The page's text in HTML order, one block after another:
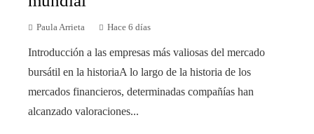
Paula Arrieta Hace 6 días
Introducción a las empresas más valiosas del mercado
bursátil en la historiaA lo largo de la historia de los
mercados financieros, determinadas compañías han
alcanzado valoraciones...